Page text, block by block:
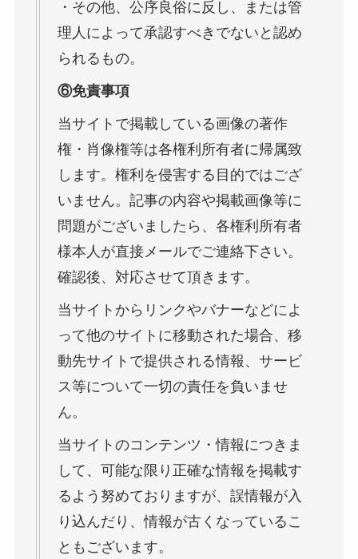
・その他、公序良俗に反し、または管
理人によって承認すべきでないと認め
られるもの。
⑥免責事項
当サイトで掲載している画像の著作
権・肖像権等は各権利所有者に帰属致
します。権利を侵害する目的ではござ
いません。記事の内容や掲載画像等に
問題がございましたら、各権利所有者
様本人が直接メールでご連絡下さい。
確認後、対応させて頂きます。
当サイトからリンクやバナーなどによ
って他のサイトに移動された場合、移
動先サイトで提供される情報、サービ
ス等について一切の責任を負いませ
ん。
当サイトのコンテンツ・情報につきま
して、可能な限り正確な情報を掲載す
るよう努めておりますが、誤情報が入
り込んだり、情報が古くなっているこ
ともございます。